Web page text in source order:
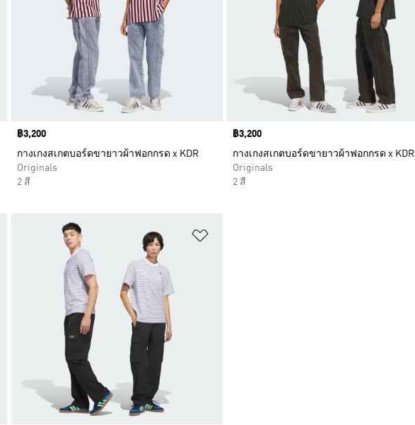
Price
฿3,200
กางเกงสเกตบอร์ดขายาวผ้าฟอกกรด x KDR
Originals
2 สี
Price
฿3,200
กางเกงสเกตบอร์ดขายาวผ้าฟอกกรด x KDR
Originals
2 สี
เพิ่มไปยังรายการสินค้าโปรด